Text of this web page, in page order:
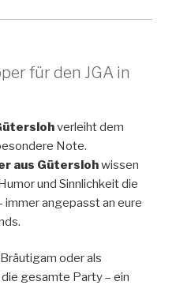
für den JGA in
verleiht dem
Note.
aus Güterslohwissen
und Sinnlichkeit die
angepasst an eure
oder als
gesamte Party – ein